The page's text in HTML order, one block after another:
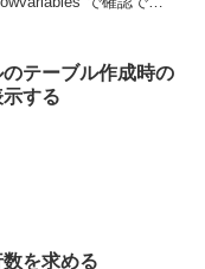
のテーブル作成時の
する
を求める